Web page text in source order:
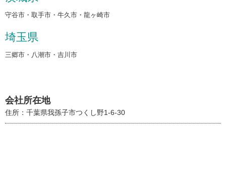
守谷市・取手市・牛久市・龍ヶ崎市
埼玉県
三郷市・八潮市・吉川市
会社所在地
住所：千葉県我孫子市つくし野1-6-30